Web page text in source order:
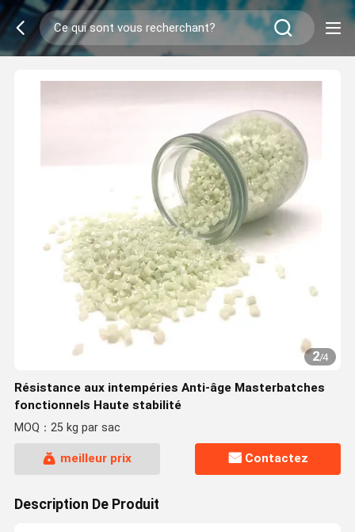
2/4
Résistance aux intempéries Anti-âge Masterbatches
fonctionnels Haute stabilité
MOQ：25 kg par sac
meilleur prix Contactez
Description De Produit